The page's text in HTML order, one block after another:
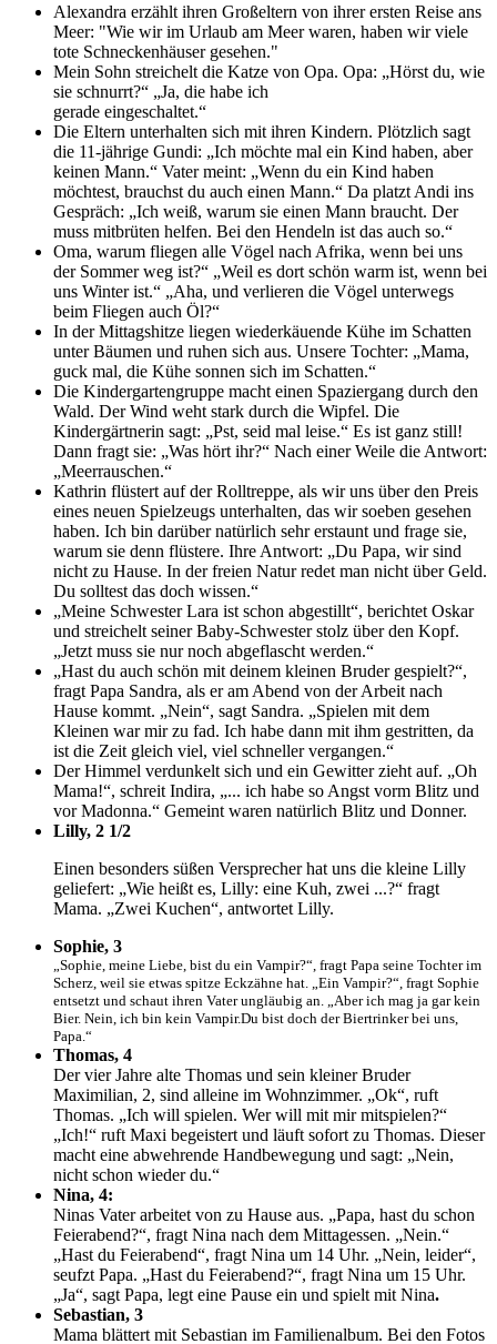
Alexandra erzählt ihren Großeltern von ihrer ersten Reise ans
Meer: "Wie wir im Urlaub am Meer waren, haben wir viele
tote Schneckenhäuser gesehen."
Mein Sohn streichelt die Katze von Opa. Opa: „Hörst du, wie
sie schnurrt?“ „Ja, die habe ich
gerade eingeschaltet.“
Die Eltern unterhalten sich mit ihren Kindern. Plötzlich sagt
die 11-jährige Gundi: „Ich möchte mal ein Kind haben, aber
keinen Mann.“ Vater meint: „Wenn du ein Kind haben
möchtest, brauchst du auch einen Mann.“ Da platzt Andi ins
Gespräch: „Ich weiß, warum sie einen Mann braucht. Der
muss mitbrüten helfen. Bei den Hendeln ist das auch so.“
Oma, warum fliegen alle Vögel nach Afrika, wenn bei uns
der Sommer weg ist?“ „Weil es dort schön warm ist, wenn bei
uns Winter ist.“ „Aha, und verlieren die Vögel unterwegs
beim Fliegen auch Öl?“
In der Mittagshitze liegen wiederkäuende Kühe im Schatten
unter Bäumen und ruhen sich aus. Unsere Tochter: „Mama,
guck mal, die Kühe sonnen sich im Schatten.“
Die Kindergartengruppe macht einen Spaziergang durch den
Wald. Der Wind weht stark durch die Wipfel. Die
Kindergärtnerin sagt: „Pst, seid mal leise.“ Es ist ganz still!
Dann fragt sie: „Was hört ihr?“ Nach einer Weile die Antwort:
„Meerrauschen.“
Kathrin flüstert auf der Rolltreppe, als wir uns über den Preis
eines neuen Spielzeugs unterhalten, das wir soeben gesehen
haben. Ich bin darüber natürlich sehr erstaunt und frage sie,
warum sie denn flüstere. Ihre Antwort: „Du Papa, wir sind
nicht zu Hause. In der freien Natur redet man nicht über Geld.
Du solltest das doch wissen.“
„Meine Schwester Lara ist schon abgestillt“, berichtet Oskar
und streichelt seiner Baby-Schwester stolz über den Kopf.
„Jetzt muss sie nur noch abgeflascht werden.“
„Hast du auch schön mit deinem kleinen Bruder gespielt?“,
fragt Papa Sandra, als er am Abend von der Arbeit nach
Hause kommt. „Nein“, sagt Sandra. „Spielen mit dem
Kleinen war mir zu fad. Ich habe dann mit ihm gestritten, da
ist die Zeit gleich viel, viel schneller vergangen.“
Der Himmel verdunkelt sich und ein Gewitter zieht auf. „Oh
Mama!“, schreit Indira, „... ich habe so Angst vorm Blitz und
vor Madonna.“ Gemeint waren natürlich Blitz und Donner.
Lilly, 2 1/2
Einen besonders süßen Versprecher hat uns die kleine Lilly
geliefert: „Wie heißt es, Lilly: eine Kuh, zwei ...?“ fragt
Mama. „Zwei Kuchen“, antwortet Lilly.
Sophie, 3
„Sophie, meine Liebe, bist du ein Vampir?“, fragt Papa seine Tochter im
Scherz, weil sie etwas spitze Eckzähne hat. „Ein Vampir?“, fragt Sophie
entsetzt und schaut ihren Vater ungläubig an. „Aber ich mag ja gar kein
Bier. Nein, ich bin kein Vampir.Du bist doch der Biertrinker bei uns,
Papa.“
Thomas, 4
Der vier Jahre alte Thomas und sein kleiner Bruder
Maximilian, 2, sind alleine im Wohnzimmer. „Ok“, ruft
Thomas. „Ich will spielen. Wer will mit mir mitspielen?“
„Ich!“ ruft Maxi begeistert und läuft sofort zu Thomas. Dieser
macht eine abwehrende Handbewegung und sagt: „Nein,
nicht schon wieder du.“
Nina, 4:
Ninas Vater arbeitet von zu Hause aus. „Papa, hast du schon
Feierabend?“, fragt Nina nach dem Mittagessen. „Nein.“
„Hast du Feierabend“, fragt Nina um 14 Uhr. „Nein, leider“,
seufzt Papa. „Hast du Feierabend?“, fragt Nina um 15 Uhr.
„Ja“, sagt Papa, legt eine Pause ein und spielt mit Nina.
Sebastian, 3
Mama blättert mit Sebastian im Familienalbum. Bei den Fotos